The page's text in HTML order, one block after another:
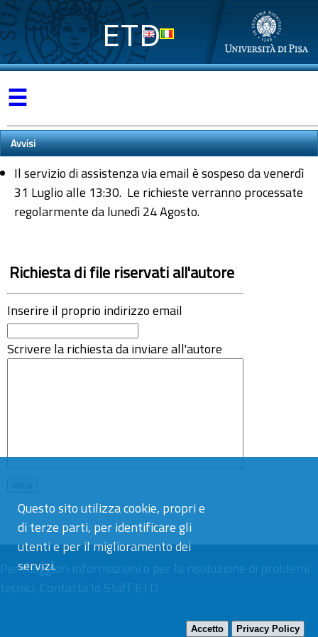
Questo sito utilizza cookie, propri e
di terze parti, per identificare gli
utenti e per il miglioramento dei
servizi.
Accetto Privacy Policy
ETD
☰
Avvisi
Il servizio di assistenza via email è sospeso da venerdì
31 Luglio alle 13:30. Le richieste verranno processate
regolarmente da lunedì 24 Agosto.
Richiesta di file riservati all'autore
Inserire il proprio indirizzo email
Scrivere la richiesta da inviare all'autore
Per maggiori informazioni o per la risoluzione di problemi
tecnici, Contatta lo Staff ETD